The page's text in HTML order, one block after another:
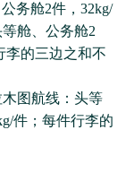
务舱2件，32kg/
舱、公务舱2
李的三边之和不
图航线：头等
件；每件行李的